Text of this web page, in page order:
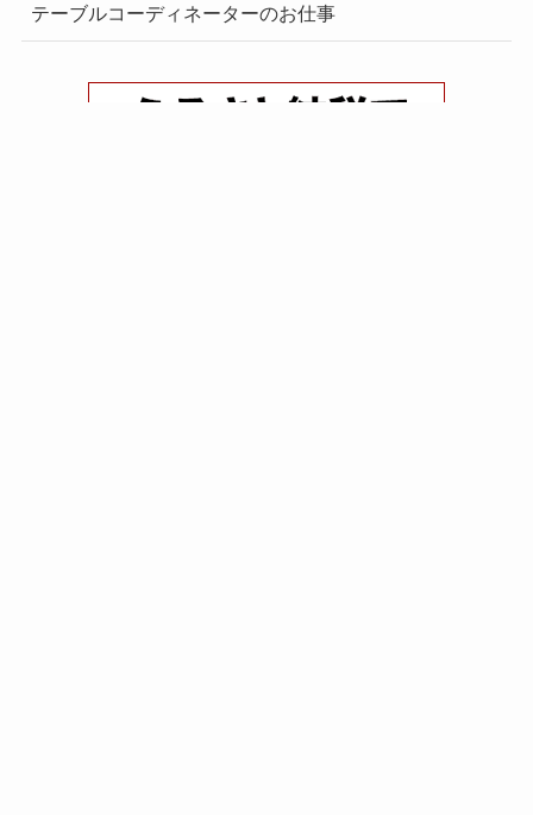
テーブルコーディネーターのお仕事